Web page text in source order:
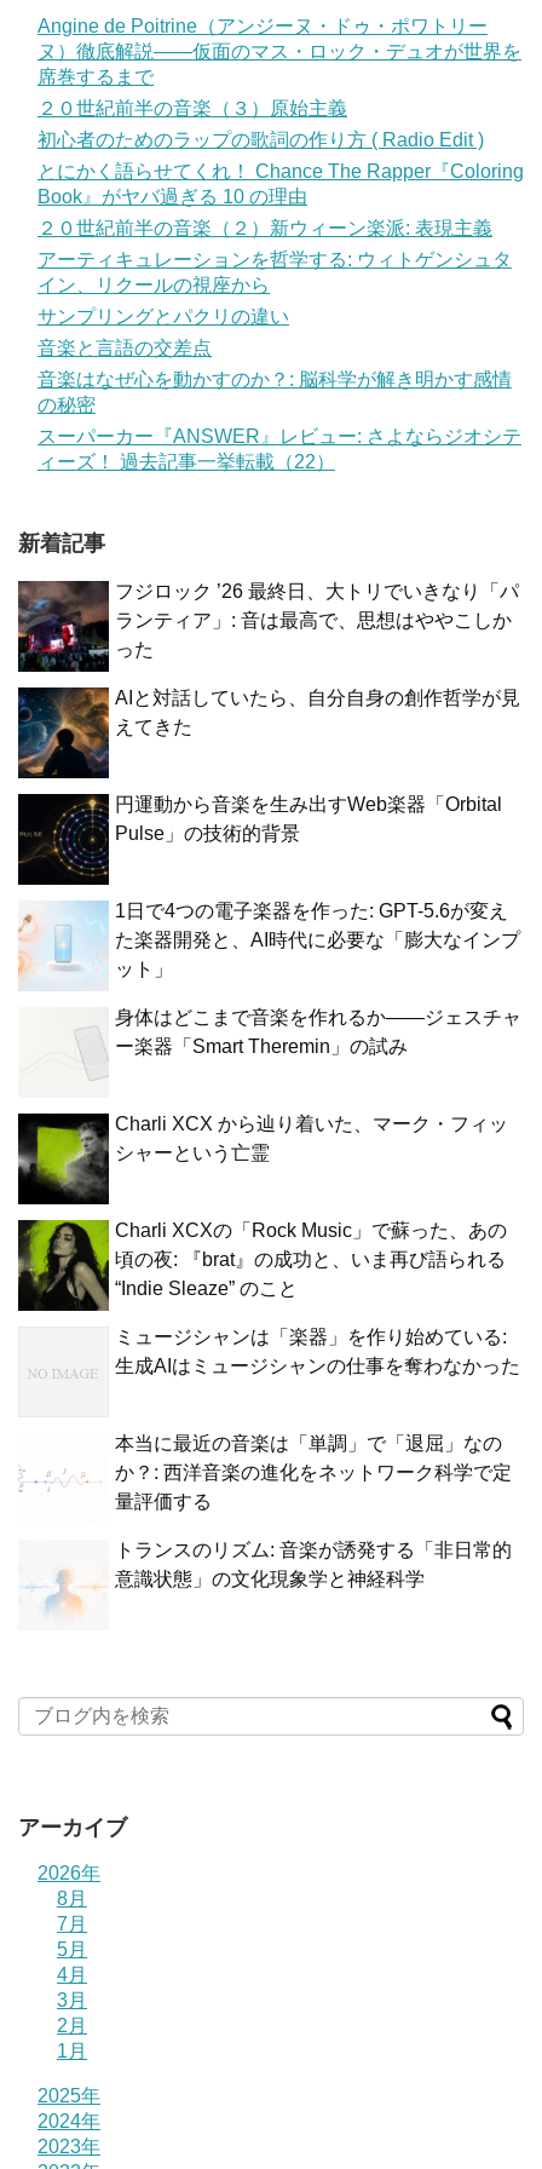
Angine de Poitrine（アンジーヌ・ドゥ・ポワトリー
ヌ）徹底解説——仮面のマス・ロック・デュオが世界を
席巻するまで
２０世紀前半の音楽（３）原始主義
初心者のためのラップの歌詞の作り方 ( Radio Edit )
とにかく語らせてくれ！ Chance The Rapper『Coloring
Book』がヤバ過ぎる 10 の理由
２０世紀前半の音楽（２）新ウィーン楽派: 表現主義
アーティキュレーションを哲学する: ウィトゲンシュタ
イン、リクールの視座から
サンプリングとパクリの違い
音楽と言語の交差点
音楽はなぜ心を動かすのか？: 脳科学が解き明かす感情
の秘密
スーパーカー『ANSWER』レビュー: さよならジオシテ
ィーズ！ 過去記事一挙転載（22）
新着記事
フジロック ’26 最終日、大トリでいきなり「パ
ランティア」: 音は最高で、思想はややこしか
った
AIと対話していたら、自分自身の創作哲学が見
えてきた
円運動から音楽を生み出すWeb楽器「Orbital
Pulse」の技術的背景
1日で4つの電子楽器を作った: GPT-5.6が変え
た楽器開発と、AI時代に必要な「膨大なインプ
ット」
身体はどこまで音楽を作れるか——ジェスチャ
ー楽器「Smart Theremin」の試み
Charli XCX から辿り着いた、マーク・フィッ
シャーという亡霊
Charli XCXの「Rock Music」で蘇った、あの
頃の夜: 『brat』の成功と、いま再び語られる
“Indie Sleaze” のこと
ミュージシャンは「楽器」を作り始めている:
生成AIはミュージシャンの仕事を奪わなかった
本当に最近の音楽は「単調」で「退屈」なの
か？: 西洋音楽の進化をネットワーク科学で定
量評価する
トランスのリズム: 音楽が誘発する「非日常的
意識状態」の文化現象学と神経科学
アーカイブ
2026年
8月
7月
5月
4月
3月
2月
1月
2025年
2024年
2023年